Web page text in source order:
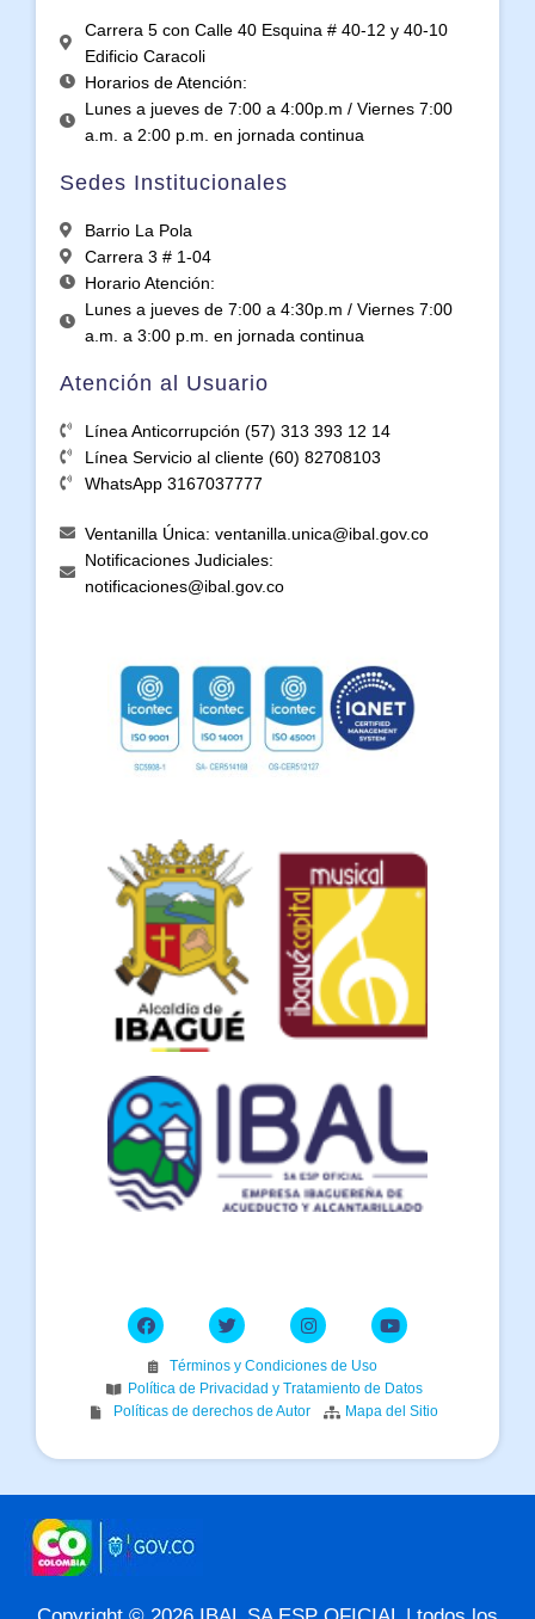
Carrera 5 con Calle 40 Esquina # 40-12 y 40-10
Edificio Caracoli
Horarios de Atención:
Lunes a jueves de 7:00 a 4:00p.m / Viernes 7:00
a.m. a 2:00 p.m. en jornada continua
Sedes Institucionales
Barrio La Pola
Carrera 3 # 1-04
Horario Atención:
Lunes a jueves de 7:00 a 4:30p.m / Viernes 7:00
a.m. a 3:00 p.m. en jornada continua
Atención al Usuario
Línea Anticorrupción (57) 313 393 12 14
Línea Servicio al cliente (60) 82708103
WhatsApp 3167037777
Ventanilla Única: ventanilla.unica@ibal.gov.co
Notificaciones Judiciales:
notificaciones@ibal.gov.co
Términos y Condiciones de Uso
Política de Privacidad y Tratamiento de Datos
Políticas de derechos de Autor
Mapa del Sitio